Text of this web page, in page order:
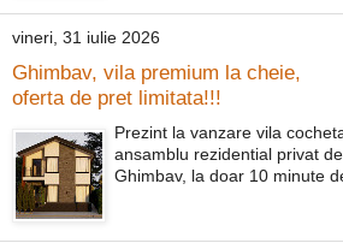
vineri, 31 iulie 2026
Ghimbav, vila premium la cheie,
oferta de pret limitata!!!
Prezint la vanzare vila
ansamblu rezidential privat
Ghimbav, la doar 10 minute